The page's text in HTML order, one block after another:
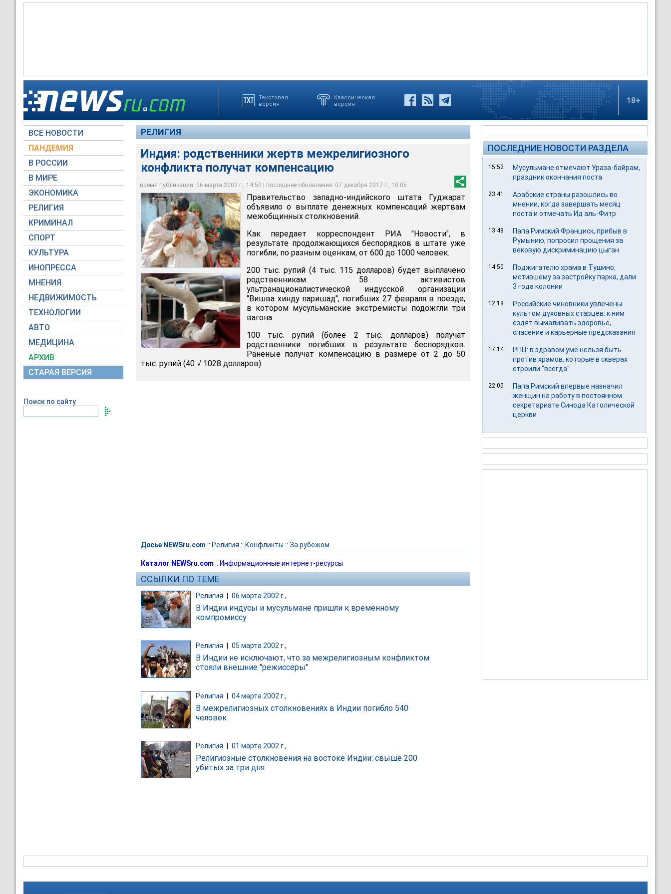
Текстовая
версия
Классическая
версия
18+
ВСЕ НОВОСТИ
ПАНДЕМИЯ
В РОССИИ
В МИРЕ
ЭКОНОМИКА
РЕЛИГИЯ
КРИМИНАЛ
СПОРТ
КУЛЬТУРА
ИНОПРЕССА
МНЕНИЯ
НЕДВИЖИМОСТЬ
ТЕХНОЛОГИИ
АВТО
МЕДИЦИНА
АРХИВ
СТАРАЯ ВЕРСИЯ
Поиск по сайту
РЕЛИГИЯ
Индия: родственники жертв межрелигиозного
конфликта получат компенсацию
время публикации: 06 марта 2002 г., 14:50 | последнее обновление: 07 декабря 2017 г., 10:05
Правительство западно-индийского штата Гуджарат объявило о выплате денежных
компенсаций жертвам межобщинных столкновений
Yahoo! News
Родственники погибших получат по 100 тыс. рупий, раненые в результате
беспорядков - от 2 до 50 тыс. рупий
Yahoo! News
Правительство западно-индийского штата Гуджарат
объявило о выплате денежных компенсаций жертвам
межобщинных столкновений.
Как передает корреспондент РИА "Новости", в
результате продолжающихся беспорядков в штате уже
погибли, по разным оценкам, от 600 до 1000 человек.
200 тыс. рупий (4 тыс. 115 долларов) будет выплачено
родственникам 58 активистов
ультранационалистической индусской организации
"Вишва хинду паришад", погибших 27 февраля в поезде,
в котором мусульманские экстремисты подожгли три
вагона.
100 тыс. рупий (более 2 тыс. долларов) получат
родственники погибших в результате беспорядков.
Раненые получат компенсацию в размере от 2 до 50
тыс. рупий (40 √ 1028 долларов).
Досье NEWSru.com :: Религия :: Конфликты :: За рубежом
Каталог NEWSru.com :: Информационные интернет-ресурсы
ССЫЛКИ ПО ТЕМЕ
Религия 06 марта 2002 г.,
В Индии индусы и мусульмане пришли к временному
компромиссу
Религия 05 марта 2002 г.,
В Индии не исключают, что за межрелигиозным конфликтом
стояли внешние "режиссеры"
Религия | 04 марта 2002 г.,
В межрелигиозных столкновениях в Индии погибло 540
человек
Религия 01 марта 2002 г.,
Религиозные столкновения на востоке Индии: свыше 200
убитых за три дня
ПОСЛЕДНИЕ НОВОСТИ РАЗДЕЛА
15:52
Мусульмане отмечают Ураза-байрам,
праздник окончания поста
23:41
Арабские страны разошлись во
мнении, когда завершать месяц
поста и отмечать Ид аль-Фитр
13:48
Папа Римский Франциск, прибыв в
Румынию, попросил прощения за
вековую дискриминацию цыган
14:50
Поджигателю храма в Тушино,
мстившему за застройку парка, дали
3 года колонии
12:18
Российские чиновники увлечены
культом духовных старцев: к ним
ездят вымаливать здоровье,
спасение и карьерные предсказания
17:14
РПЦ: в здравом уме нельзя быть
против храмов, которые в скверах
строили "всегда"
22:05
Папа Римский впервые назначил
женщин на работу в постоянном
секретариате Синода Католической
церкви